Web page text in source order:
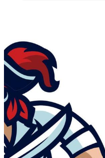
Alle Bilder
Vorlagen
Vektoren
Videos
Motion Graphics
Redaktionelle Bilder
Redaktionelle